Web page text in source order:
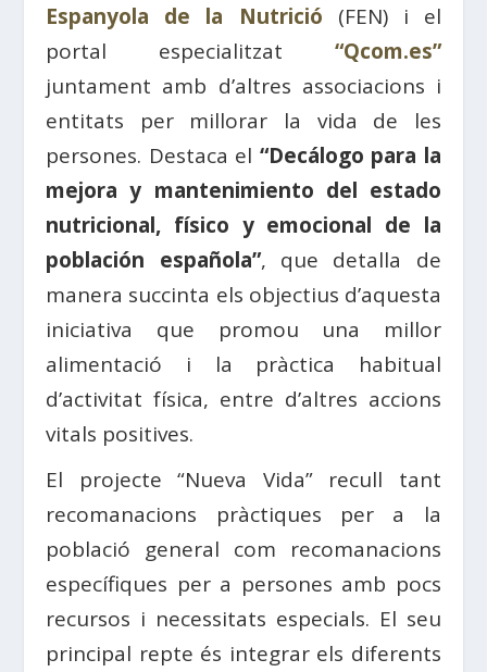
Espanyola de la Nutrició (FEN) i el
portal especialitzat “Qcom.es”
juntament amb d’altres associacions i
entitats per millorar la vida de les
persones. Destaca el “Decálogo para la
mejora y mantenimiento del estado
nutricional, físico y emocional de la
población española”, que detalla de
manera succinta els objectius d’aquesta
iniciativa que promou una millor
alimentació i la pràctica habitual
d’activitat física, entre d’altres accions
vitals positives.
El projecte “Nueva Vida” recull tant
recomanacions pràctiques per a la
població general com recomanacions
específiques per a persones amb pocs
recursos i necessitats especials. El seu
principal repte és integrar els diferents